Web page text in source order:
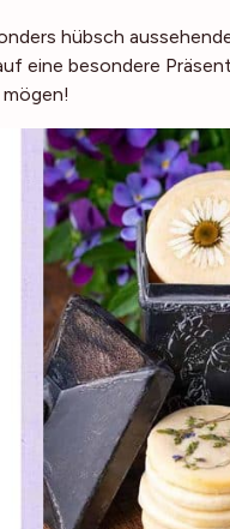
hübsch
eine besondere